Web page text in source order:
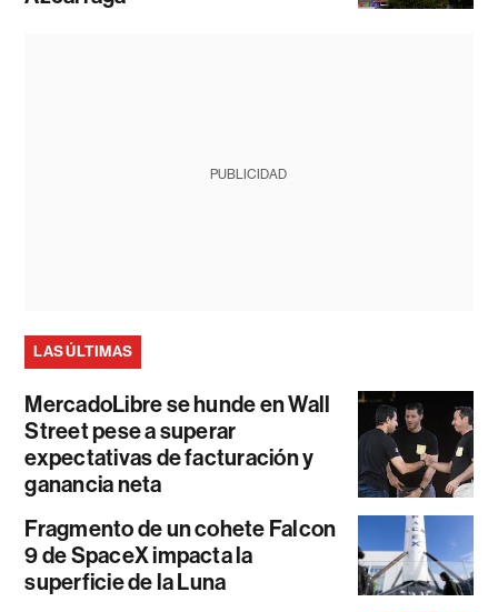
PUBLICIDAD
LAS ÚLTIMAS
MercadoLibre se hunde en Wall
Street pese a superar
expectativas de facturación y
ganancia neta
Fragmento de un cohete Falcon
9 de SpaceX impacta la
superficie de la Luna